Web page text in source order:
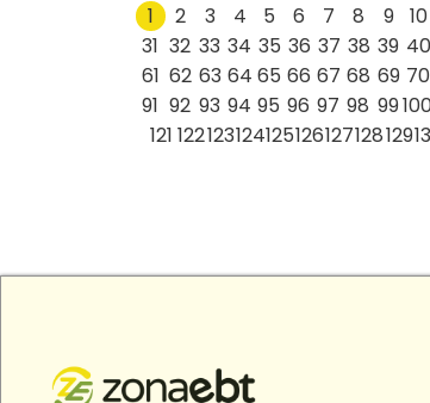
1 2 3 4 5 6 7 8 9 10
31 32 33 34 35 36 37 38 39 40
61 62 63 64 65 66 67 68 69 70
91 92 93 94 95 96 97 98 99
121 122123124125126127128129